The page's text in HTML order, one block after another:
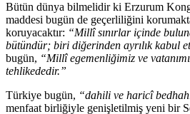
Bütün dünya bilmelidir ki Erzurum
maddesi bugün de geçerliliğini
koruyacaktır: “Millî sınırlar içinde
bütündür; biri diğerinden ayrılık kabul
bugün, “Millî egemenliğimiz ve
tehlikededir.”
Türkiye bugün, “dahili ve haricî
menfaat birliğiyle genişletilmiş yeni bir